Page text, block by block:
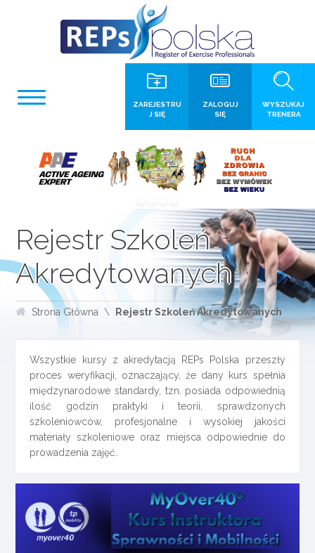
WYSZUKAJ
TRENERA
ZALOGUJ
SIĘ
ZAREJESTRU
J SIĘ
Rejestr Szkoleń
Akredytowanych
Strona Główna Rejestr Szkoleń Akredytowanych
Wszystkie kursy z akredytacją REPs Polska przeszły
proces weryfikacji, oznaczający, że dany kurs spełnia
międzynarodowe standardy, tzn. posiada odpowiednią
ilość godzin praktyki i teorii, sprawdzonych
szkoleniowców, profesjonalne i wysokiej jakości
materiały szkoleniowe oraz miejsca odpowiednie do
prowadzenia zajęć.